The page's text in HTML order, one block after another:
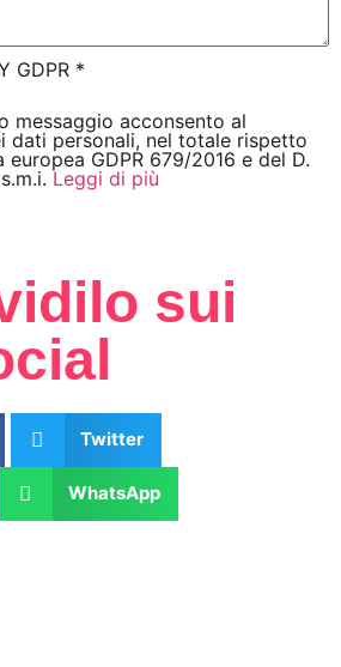
GDPR *
messaggio acconsento al
dati personali, nel totale rispetto
GDPR 679/2016 e del D.
Leggi di più
sui
Twitter
WhatsApp